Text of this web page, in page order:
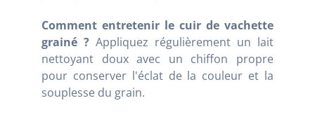
Comment entretenir le cuir de vachette
grainé ? Appliquez régulièrement un lait
nettoyant doux avec un chiffon propre
pour conserver l'éclat de la couleur et la
souplesse du grain.